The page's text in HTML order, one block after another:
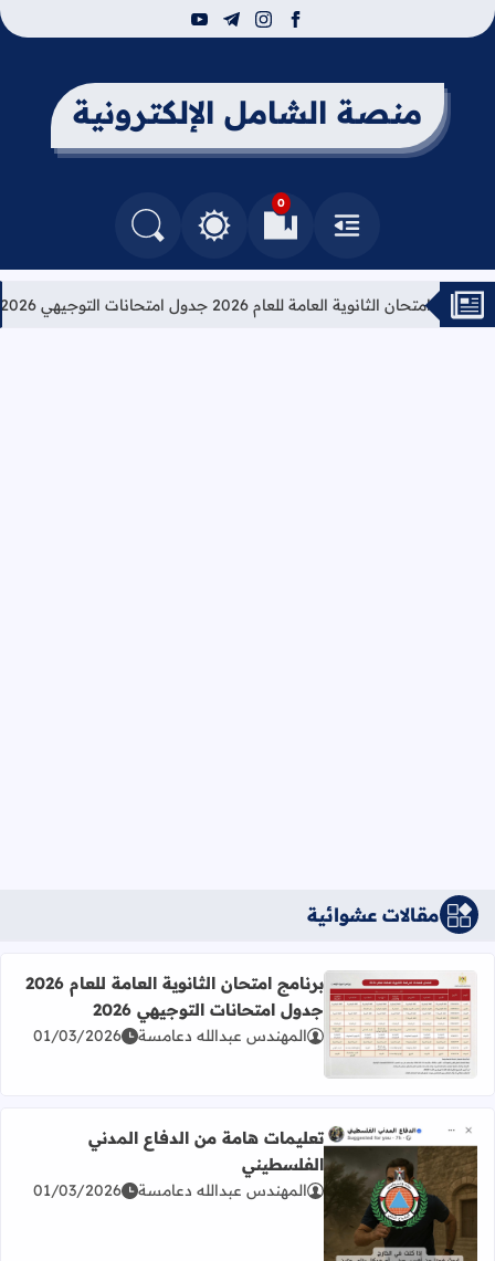
facebook
instagram
telegram
youtube
منصة الشامل الإلكترونية
القائمة
0
العلامات المرجعيةالتغيير بين الوضع النهاري والداكن
البحث في المدونة
الثانوية العامة للعام 2026 جدول امتحانات التوجيهي 2026
مقالات عشوائية
اقرأ المزيد عن برنامج امتحان الثانوية العامة للعام 2026 جدول امتحانات التوجيهي 2026
برنامج امتحان الثانوية العامة للعام 2026
جدول امتحانات التوجيهي 2026
المهندس عبدالله دعامسة 01/03/2026
اقرأ المزيد عن تعليمات هامة من الدفاع المدني الفلسطيني
تعليمات هامة من الدفاع المدني
الفلسطيني
المهندس عبدالله دعامسة 01/03/2026